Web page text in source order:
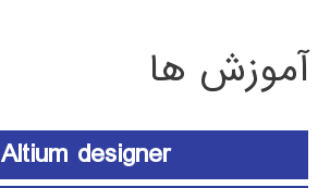
آموزش ها
Altium designer